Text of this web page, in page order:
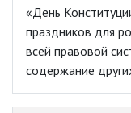
«День
праздников для
всей правовой
содержание